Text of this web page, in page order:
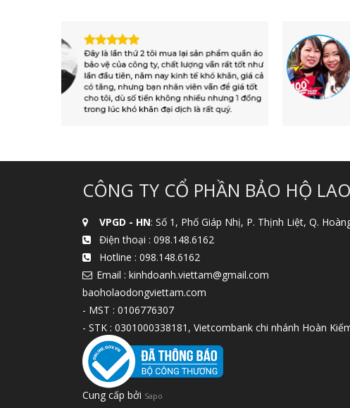
CÔNG TY CỔ PHẦN BẢO HỘ
VPGD - HN: Số 1, Phố Giáp Nhị, P. Thịnh Liệt, Q.
Điện thoại : 098.148.6162
Hotline : 098.148.6162
Email : kinhdoanh.viettam@gmail.com
baoholaodongviettam.com
- MST : 0106776307
- STK : 0301000338181, Vietcombank chi nhánh Hoàn
Cung cấp bởi Sapo